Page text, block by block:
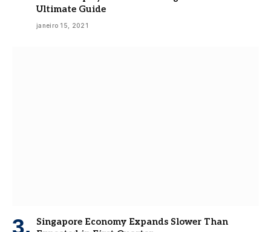
Ultimate Guide
janeiro 15, 2021
Singapore Economy Expands Slower Than